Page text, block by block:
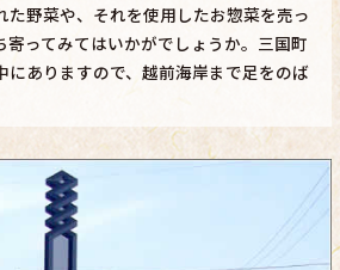
た野菜や、それを使用したお惣菜を売っ
寄ってみてはいかがでしょうか。三国町
にありますので、越前海岸まで足をのば